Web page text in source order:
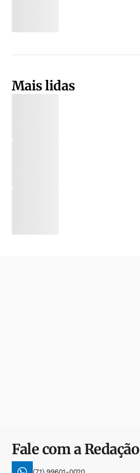
Mais lidas
Fale com a Redação